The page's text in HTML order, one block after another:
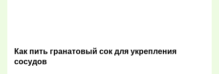
Как пить гранатовый сок для укрепления
сосудов